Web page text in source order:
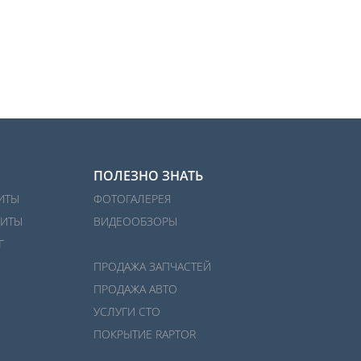
ПОЛЕЗНО ЗНАТЬ
ФОТОГАЛЕРЕЯ
ВИДЕООБЗОРЫ
ПРОДАЖА ЗАПЧАСТЕЙ
ПРОДАЖА АВТО
УСЛУГИ СТО
ПОКРЫТИЕ RAPTOR